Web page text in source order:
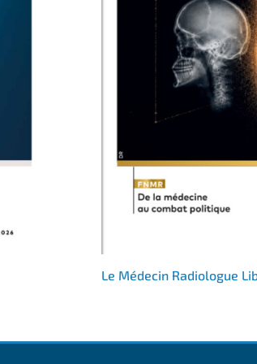
Le Médecin Radiologue